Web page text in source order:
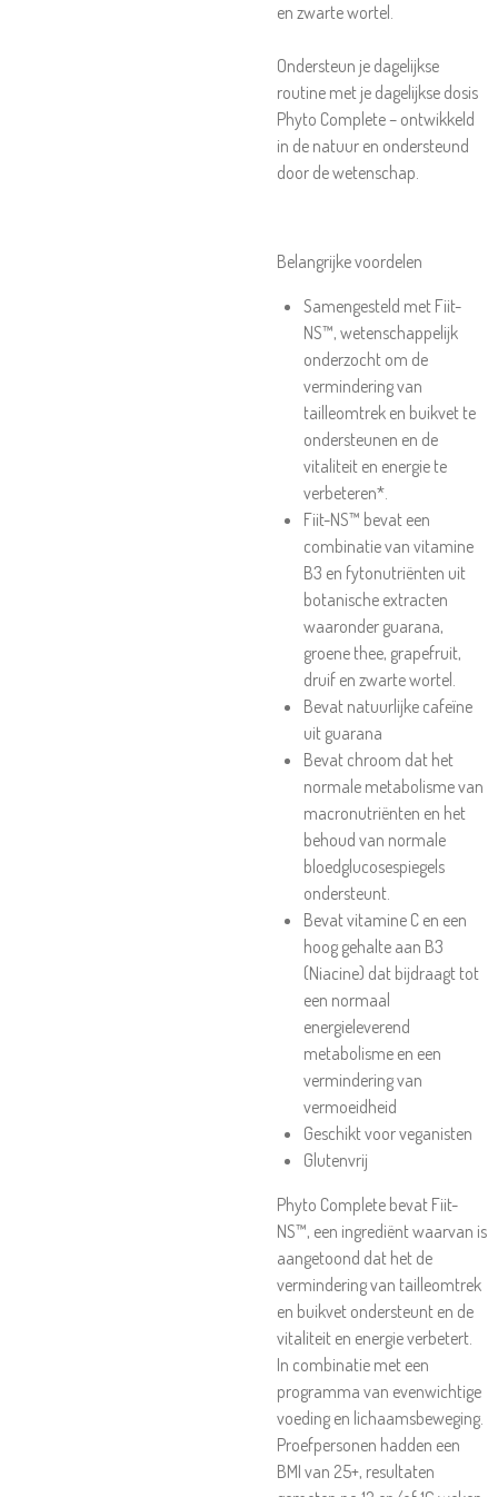
en zwarte wortel.
Ondersteun je dagelijkse
routine met je dagelijkse dosis
Phyto Complete – ontwikkeld
in de natuur en ondersteund
door de wetenschap.
Belangrijke voordelen
Samengesteld met Fiit-
NS™, wetenschappelijk
onderzocht om de
vermindering van
tailleomtrek en buikvet te
ondersteunen en de
vitaliteit en energie te
verbeteren*.
Fiit-NS™ bevat een
combinatie van vitamine
B3 en fytonutriënten uit
botanische extracten
waaronder guarana,
groene thee, grapefruit,
druif en zwarte wortel.
Bevat natuurlijke cafeïne
uit guarana
Bevat chroom dat het
normale metabolisme van
macronutriënten en het
behoud van normale
bloedglucosespiegels
ondersteunt.
Bevat vitamine C en een
hoog gehalte aan B3
(Niacine) dat bijdraagt tot
een normaal
energieleverend
metabolisme en een
vermindering van
vermoeidheid
Geschikt voor veganisten
Glutenvrij
Phyto Complete bevat Fiit-
NS™, een ingrediënt waarvan is
aangetoond dat het de
vermindering van tailleomtrek
en buikvet ondersteunt en de
vitaliteit en energie verbetert.
In combinatie met een
programma van evenwichtige
voeding en lichaamsbeweging.
Proefpersonen hadden een
BMI van 25+, resultaten